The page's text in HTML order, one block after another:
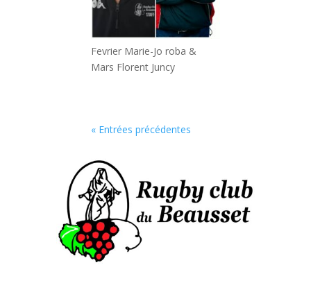
Fevrier Marie-Jo roba &
Mars Florent Juncy
« Entrées précédentes